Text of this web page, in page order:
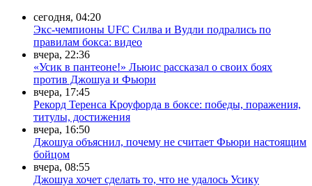
сегодня, 04:20
Экс-чемпионы UFC Силва и Вудли подрались по
правилам бокса: видео
вчера, 22:36
«Усик в пантеоне!» Льюис рассказал о своих боях
против Джошуа и Фьюри
вчера, 17:45
Рекорд Теренса Кроуфорда в боксе: победы, поражения,
титулы, достижения
вчера, 16:50
Джошуа объяснил, почему не считает Фьюри настоящим
бойцом
вчера, 08:55
Джошуа хочет сделать то, что не удалось Усику